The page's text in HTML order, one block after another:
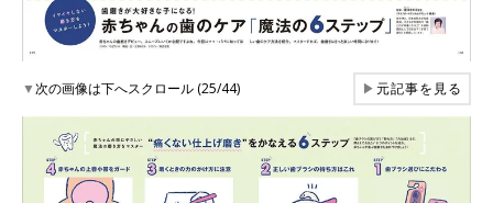
▼次の画像は下へスクロール (25/44) ▶元記事を見る